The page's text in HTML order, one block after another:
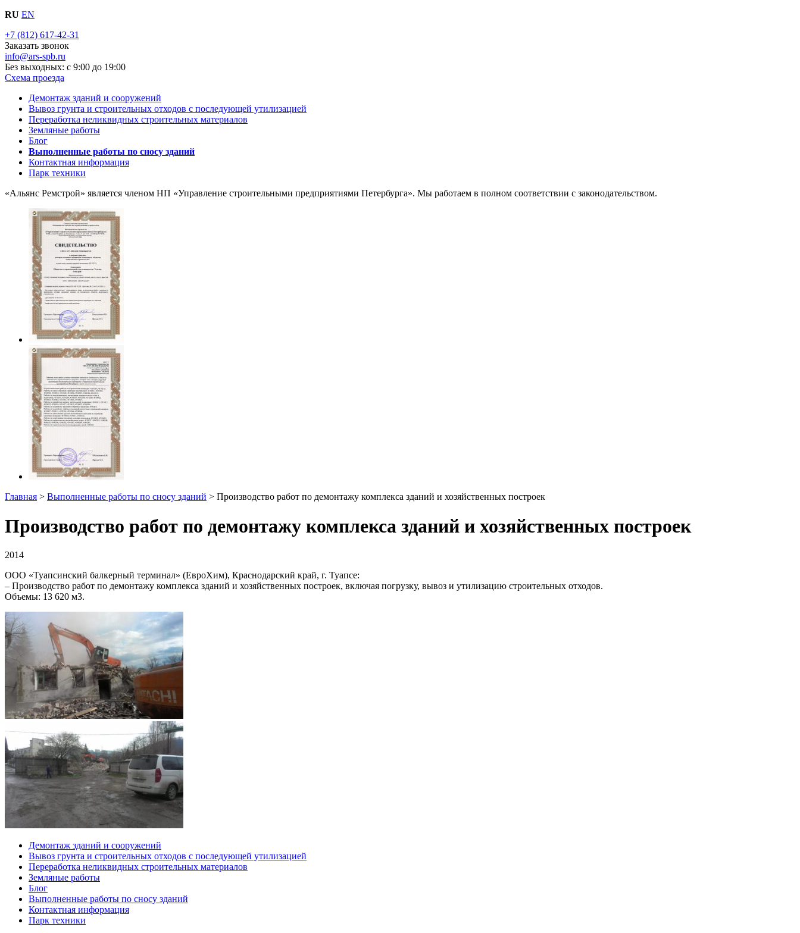
RU EN
+7 (812) 617-42-31
Заказать звонок
info@ars-spb.ru
Без выходных: с 9:00 до 19:00
Схема проезда
Демонтаж зданий и сооружений
Вывоз грунта и строительных отходов с последующей утилизацией
Переработка неликвидных строительных материалов
Земляные работы
Блог
Выполненные работы по сносу зданий
Контактная информация
Парк техники
«Альянс Ремстрой» является членом НП «Управление строительными предприятиями Петербурга». Мы работаем в полном соответствии с законодательством.
Главная > Выполненные работы по сносу зданий > Производство работ по демонтажу комплекса зданий и хозяйственных построек
Производство работ по демонтажу комплекса зданий и хозяйственных построек
2014
ООО «Туапсинский балкерный терминал» (ЕвроХим), Краснодарский край, г. Туапсе:
– Производство работ по демонтажу комплекса зданий и хозяйственных построек, включая погрузку, вывоз и утилизацию строительных отходов.
Объемы: 13 620 м3.
Демонтаж зданий и сооружений
Вывоз грунта и строительных отходов с последующей утилизацией
Переработка неликвидных строительных материалов
Земляные работы
Блог
Выполненные работы по сносу зданий
Контактная информация
Парк техники